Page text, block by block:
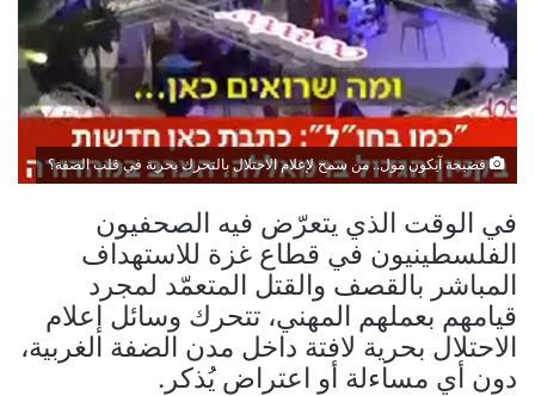
فضيحة آيكون مول.. من سمح لإعلام الاحتلال بالتحرك بحرية في قلب الضفة؟
في الوقت الذي يتعرّض فيه الصحفيون
الفلسطينيون في قطاع غزة للاستهداف
المباشر بالقصف والقتل المتعمّد لمجرد
قيامهم بعملهم المهني، تتحرك وسائل إعلام
الاحتلال بحرية لافتة داخل مدن الضفة الغربية،
دون أي مساءلة أو اعتراض يُذكر.